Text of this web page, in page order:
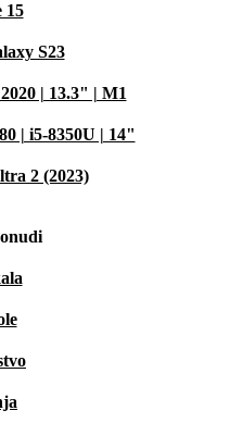
15
S23
| 13.3" | M1
| i5-8350U | 14"
2 (2023)